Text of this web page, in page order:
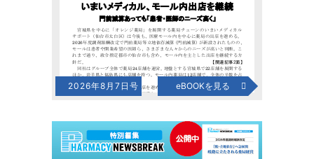
2026年8月7日号 eBOOKを見る